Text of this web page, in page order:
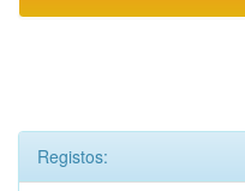
Registos: